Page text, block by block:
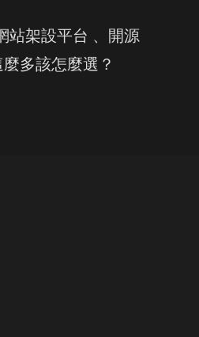
站架設平台 、開源
多該怎麼選？